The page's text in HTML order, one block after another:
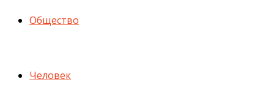
Общество
Человек